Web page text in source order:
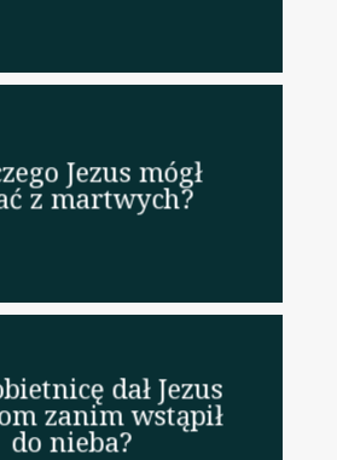
Jezus mógł
z martwych?
dał Jezus
zanim wstąpił
do nieba?